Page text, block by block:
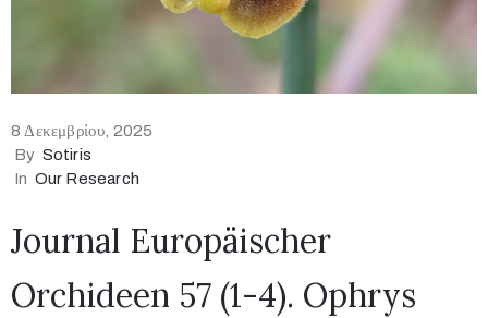
8 Δεκεμβρίου, 2025
By Sotiris
In Our Research
Journal Europäischer
Orchideen 57 (1-4). Ophrys